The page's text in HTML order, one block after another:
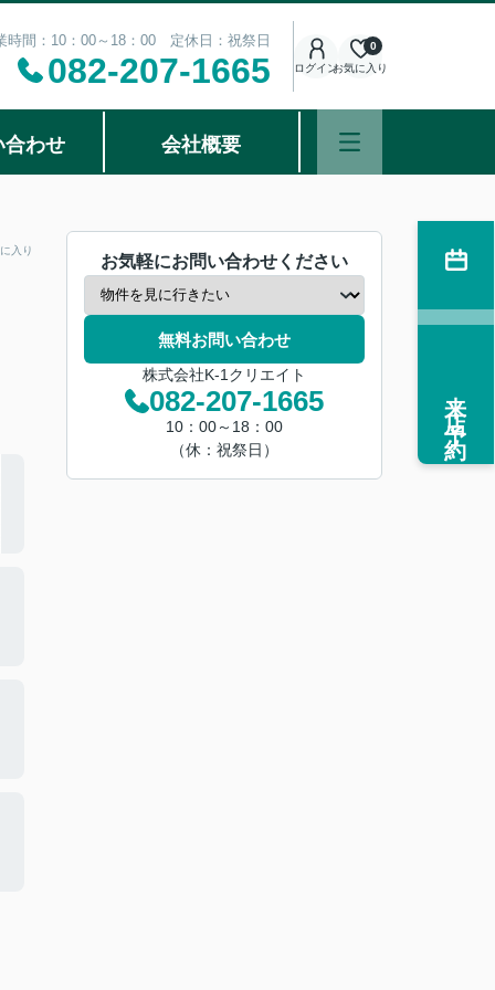
時間：10：00～18：00 定休日：祝祭日
082-207-1665 ログインお気に入り
0
合わせ 会社概要
入り
お気軽にお問い合わせください
無料お問い合わせ
株式会社K-1クリエイト
082-207-1665
10：00～18：00
（休：祝祭日）
来店予約